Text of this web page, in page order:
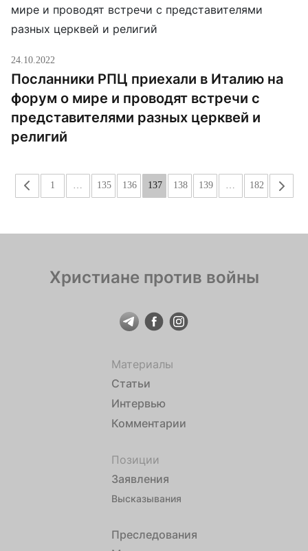
24.10.2022
Посланники РПЦ приехали в Италию на
форум о мире и проводят встречи с
представителями разных церквей и
религий
« 1 135 136 137 138 139 182 »
Христиане против войны
Материалы
Статьи
Интервью
Комментарии
Позиции
Заявления
Высказывания
Преследования